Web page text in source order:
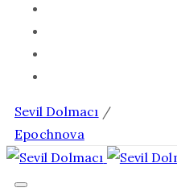
Sevil Dolmacı /
Epochnova